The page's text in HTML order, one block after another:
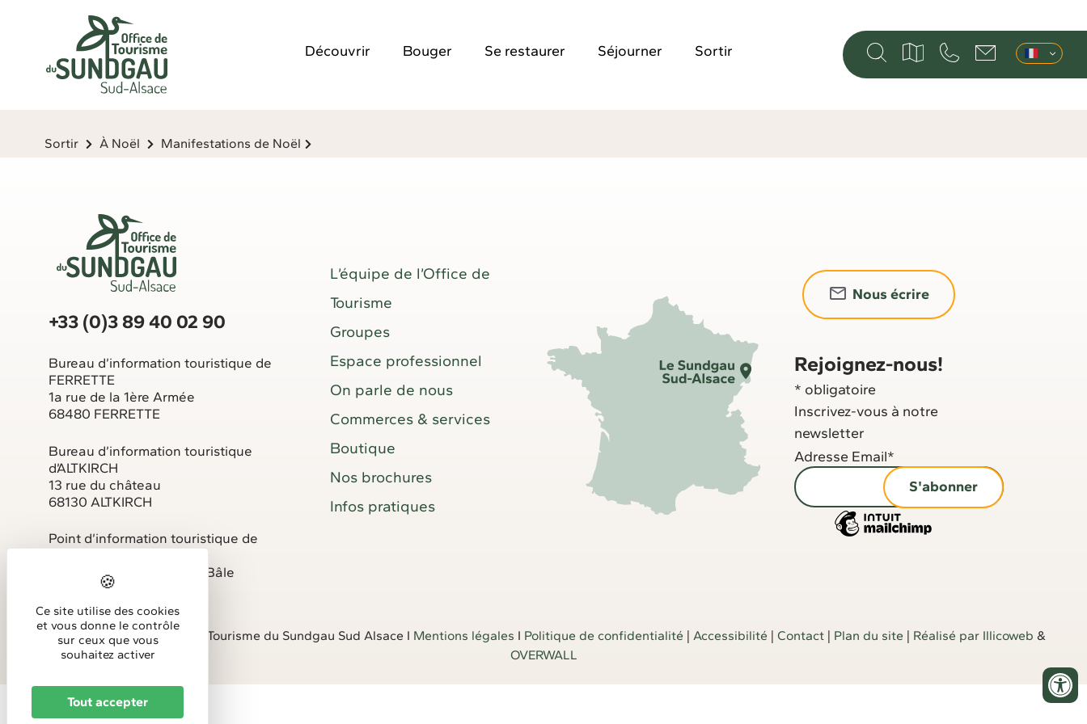
Découvrir Bouger Se restaurer Séjourner Sortir
Sortir À Noël Manifestations de Noël
+33 (0)3 89 40 02 90
Bureau d’information touristique de
FERRETTE
1a rue de la 1ère Armée
68480 FERRETTE
Bureau d’information touristique
d’ALTKIRCH
13 rue du château
68130 ALTKIRCH
Point d’information touristique de
Porte d’Alsace – 7 rue de Bâle
68 210 DANNEMARIE
L’équipe de l’Office de
Tourisme
Groupes
Espace professionnel
On parle de nous
Commerces & services
Boutique
Nos brochures
Infos pratiques
Nous écrire
Rejoignez-nous!
* obligatoire
Inscrivez-vous à notre
newsletter
Adresse Email*
Copyright © 2025 Office de Tourisme du Sundgau Sud Alsace I Mentions légales I Politique de confidentialité | Accessibilité | Contact | Plan du site | Réalisé par Illicoweb &
OVERWALL
Ce site utilise des cookies
et vous donne le contrôle
sur ceux que vous
souhaitez activer
Tout accepter